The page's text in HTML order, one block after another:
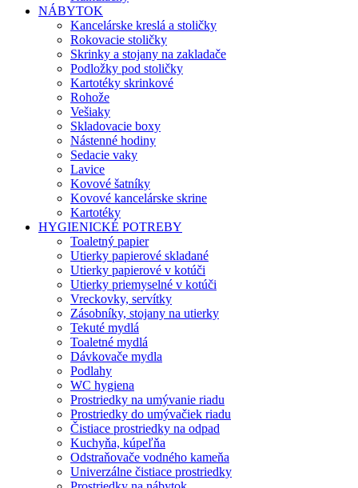
NÁBYTOK
Kancelárske kreslá a stoličky
Rokovacie stoličky
Skrinky a stojany na zakladače
Podložky pod stoličky
Kartotéky skrinkové
Rohože
Vešiaky
Skladovacie boxy
Nástenné hodiny
Sedacie vaky
Lavice
Kovové šatníky
Kovové kancelárske skrine
Kartotéky
HYGIENICKÉ POTREBY
Toaletný papier
Utierky papierové skladané
Utierky papierové v kotúči
Utierky priemyselné v kotúči
Vreckovky, servítky
Zásobníky, stojany na utierky
Tekuté mydlá
Toaletné mydlá
Dávkovače mydla
Podlahy
WC hygiena
Prostriedky na umývanie riadu
Prostriedky do umývačiek riadu
Čistiace prostriedky na odpad
Kuchyňa, kúpeľňa
Odstraňovače vodného kameňa
Univerzálne čistiace prostriedky